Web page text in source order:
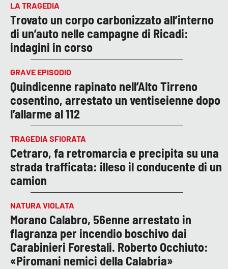
LA TRAGEDIA
Trovato un corpo carbonizzato all’interno
di un’auto nelle campagne di Ricadi:
indagini in corso
GRAVE EPISODIO
Quindicenne rapinato nell’Alto Tirreno
cosentino, arrestato un ventiseienne dopo
l’allarme al 112
TRAGEDIA SFIORATA
Cetraro, fa retromarcia e precipita su una
strada trafficata: illeso il conducente di un
camion
NATURA VIOLATA
Morano Calabro, 56enne arrestato in
flagranza per incendio boschivo dai
Carabinieri Forestali. Roberto Occhiuto:
«Piromani nemici della Calabria»